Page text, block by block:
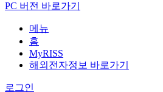
PC 버전 바로가기
메뉴
홈
MyRISS
해외전자정보 바로가기
로그인